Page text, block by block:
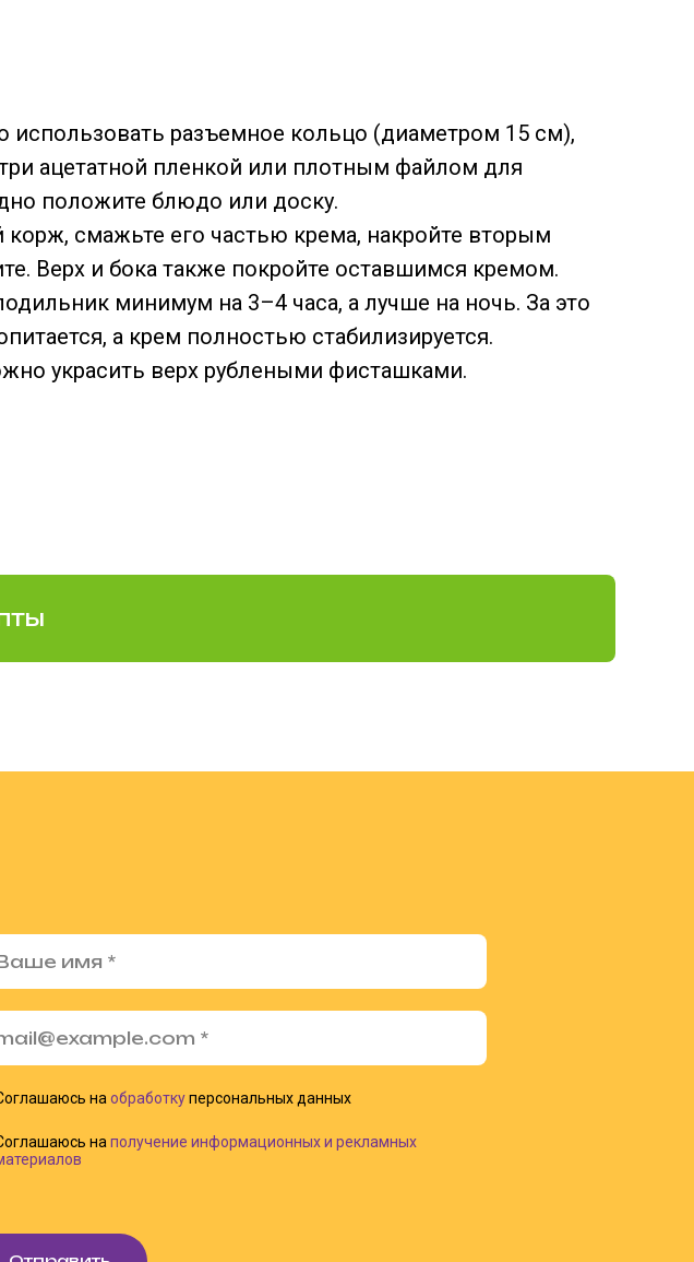
использовать разъемное кольцо (диаметром 15 см),
ацетатной пленкой или плотным файлом для
положите блюдо или доску.
смажьте его частью крема, накройте вторым
Верх и бока также покройте оставшимся кремом.
минимум на 3–4 часа, а лучше на ночь. За это
а крем полностью стабилизируется.
украсить верх рублеными фисташками.
на обработкуперсональных данных
на получение информационных и рекламных